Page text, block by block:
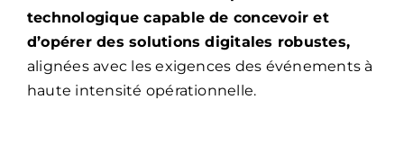
technologique capable de concevoir et
d’opérer des solutions digitales robustes,
alignées avec les exigences des événements à
haute intensité opérationnelle.